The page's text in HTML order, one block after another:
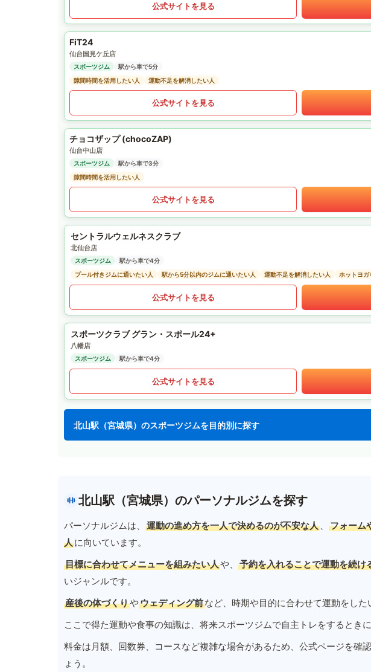
公式サイトを見る
FiT24
仙台国見ケ丘店
スポーツジム
駅から車で5分
隙間時間を活用したい人
運動不足を解消したい人
公式サイトを見る
チョコザップ (chocoZAP)
仙台中山店
スポーツジム
駅から車で3分
隙間時間を活用したい人
公式サイトを見る
セントラルウェルネスクラブ
北仙台店
スポーツジム
駅から車で4分
プール付きジムに通いたい人
駅から5分以内のジムに通いたい人 運動不足を解消したい人 ホットヨガ
公式サイトを見る
スポーツクラブ グラン・スポール24+
八幡店
スポーツジム 駅から車で4分
公式サイトを見る
北山駅（宮城県）のスポーツジムを目的別に探す
北山駅（宮城県）のパーソナルジムを探す
パーソナルジムは、 運動の進め方を一人で決めるのが不安な人 、
フォーム
人に向いています。
目標に合わせてメニューを組みたい人や、 予約を入れることで運動を続け
いジャンルです。
産後の体づくりやウェディング前など、時期や目的に合わせて運動をした
ここで得た運動や食事の知識は、将来スポーツジムで自主トレをするとき
料金は月額、回数券、コースなど複雑な場合があるため、公式ページを確
ょう。